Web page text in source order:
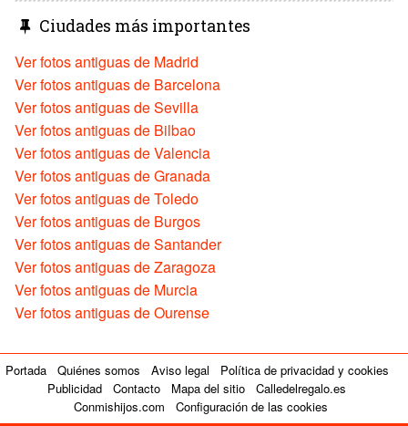
Ciudades más importantes
Ver fotos antiguas de Madrid
Ver fotos antiguas de Barcelona
Ver fotos antiguas de Sevilla
Ver fotos antiguas de Bilbao
Ver fotos antiguas de Valencia
Ver fotos antiguas de Granada
Ver fotos antiguas de Toledo
Ver fotos antiguas de Burgos
Ver fotos antiguas de Santander
Ver fotos antiguas de Zaragoza
Ver fotos antiguas de Murcia
Ver fotos antiguas de Ourense
Portada Quiénes somos Aviso legal
Política de privacidad y cookies
Publicidad
Contacto Mapa del sitio
Calledelregalo.es
Conmishijos.com
Configuración de las cookies